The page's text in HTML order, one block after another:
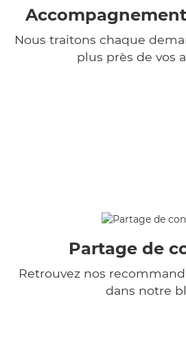
Nous traitons chaque
plus près de vos
Partage de
Retrouvez nos
dans notre